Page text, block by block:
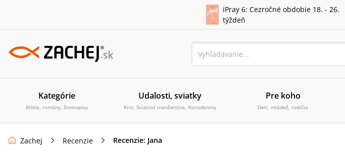
iPray 6: Cezročné obdobie 18. - 26.
týždeň
Kategórie
Biblie, romány, životopisy
Udalosti, sviatky
Krst, Sviatosť manželstva, Narodeniny
Pre koho
Deti, mládež, rodičia
Zachej Recenzie Recenzie: Jana